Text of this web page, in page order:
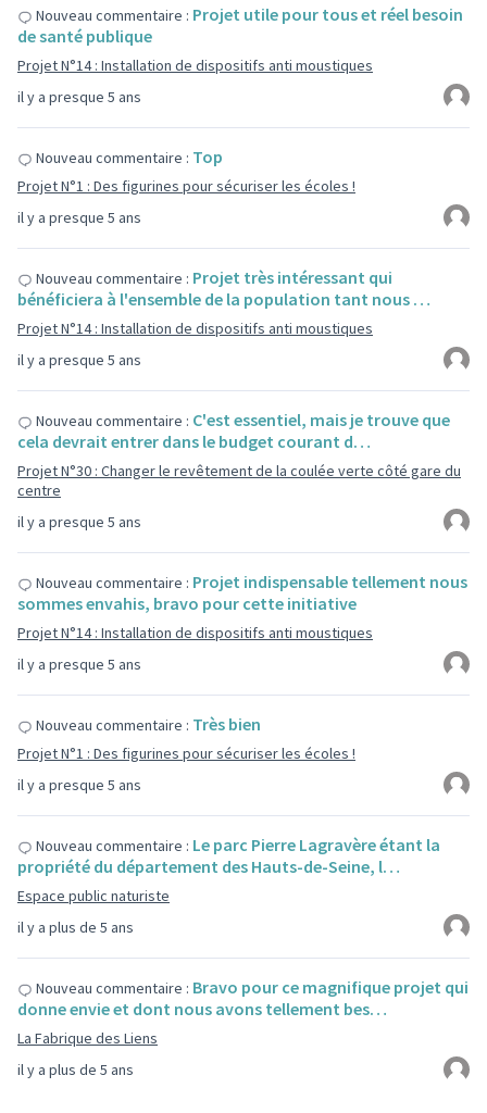
il y a presque 5 ans
Nouveau commentaire : Projet utile pour tous et réel besoin
de santé publique
Projet N°14 : Installation de dispositifs anti moustiques
il y a presque 5 ans
Nouveau commentaire : Top
Projet N°1 : Des figurines pour sécuriser les écoles !
il y a presque 5 ans
Nouveau commentaire : Projet très intéressant qui
bénéficiera à l'ensemble de la population tant nous …
Projet N°14 : Installation de dispositifs anti moustiques
il y a presque 5 ans
Nouveau commentaire : C'est essentiel, mais je trouve que
cela devrait entrer dans le budget courant d…
Projet N°30 : Changer le revêtement de la coulée verte côté gare du
centre
il y a presque 5 ans
Nouveau commentaire : Projet indispensable tellement nous
sommes envahis, bravo pour cette initiative
Projet N°14 : Installation de dispositifs anti moustiques
il y a presque 5 ans
Nouveau commentaire : Très bien
Projet N°1 : Des figurines pour sécuriser les écoles !
il y a plus de 5 ans
Nouveau commentaire : Le parc Pierre Lagravère étant la
propriété du département des Hauts-de-Seine, l…
Espace public naturiste
il y a plus de 5 ans
Nouveau commentaire : Bravo pour ce magnifique projet qui
donne envie et dont nous avons tellement bes…
La Fabrique des Liens